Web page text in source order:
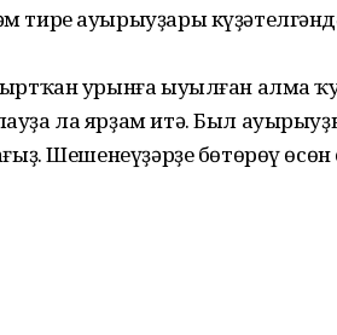
тире ауырыуҙары
урынға ыуылған алма
ла ярҙам итә. Был
Шешенеүҙәрҙе бөтөрөү